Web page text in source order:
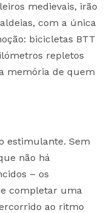
medievais, irão
com a única
bicicletas BTT
repletos
memória de quem
estimulante. Sem
não há
– os
completar uma
ao ritmo